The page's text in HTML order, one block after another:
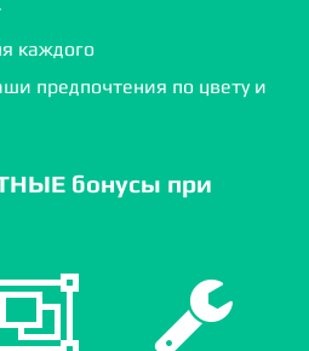
каждого
предпочтения по цвету и
бонусы при